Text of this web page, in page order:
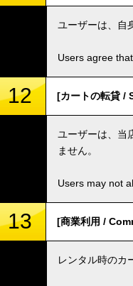
ユーザーは、自
Users agree
12 [カートの転貸 /
ユーザーは、当
ません。
Users may not
13 [商業利用 /
レンタル時のカ